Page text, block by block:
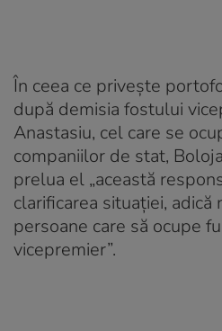
În ceea ce privește
după demisia fostului
Anastasiu, cel care se
companiilor de stat,
prelua el „această
clarificarea situației, adică
persoane care să ocupe
vicepremier”.